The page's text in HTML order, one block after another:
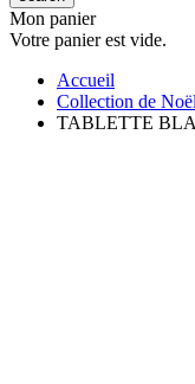
Mon panier
Votre panier est vide.
Accueil
Collection de Noël
TABLETTE